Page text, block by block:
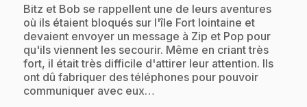
.Bitz et Bob se rappellent une de leurs aventures
où ils étaient bloqués sur l'île Fort lointaine et
devaient envoyer un message à Zip et Pop pour
qu'ils viennent les secourir. Même en criant très
fort, il était très difficile d'attirer leur attention. Ils
ont dû fabriquer des téléphones pour pouvoir
communiquer avec eux…